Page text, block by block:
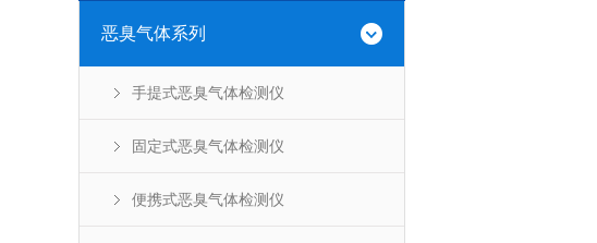
恶臭气体系列
手提式恶臭气体检测仪
固定式恶臭气体检测仪
便携式恶臭气体检测仪